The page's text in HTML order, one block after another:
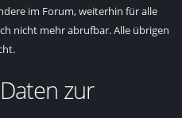
im Forum, weiterhin für alle
nicht mehr abrufbar. Alle übrigen
zur